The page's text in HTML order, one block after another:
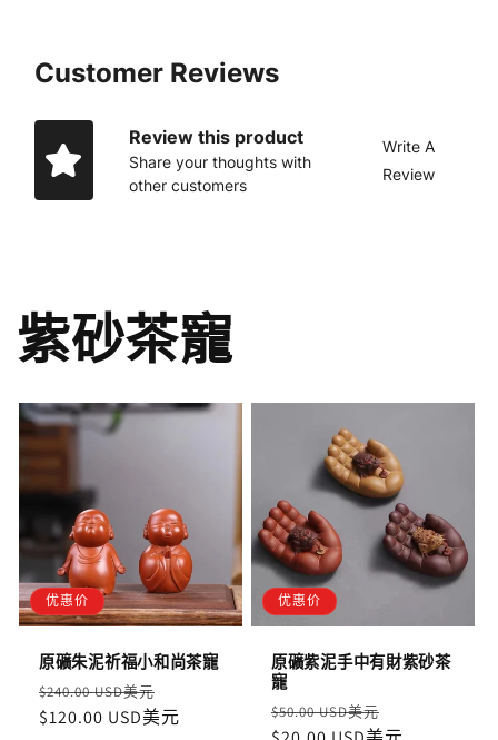
Customer Reviews
Review this product
Share your thoughts with
other customers
Write A
Review
紫砂茶寵
优惠价
原礦朱泥祈福小和尚茶寵
定
價
$240.00 USD美元
價
$120.00 USD美元
优惠价
原礦紫泥手中有財紫砂茶
寵
定
$50.00 USD美元